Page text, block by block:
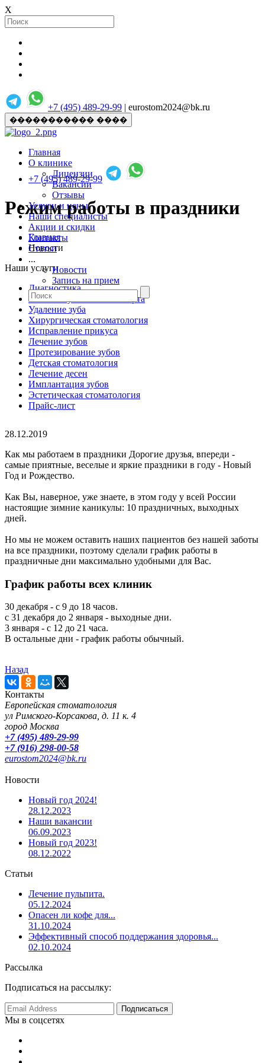
X
+7 (495) 489-29-99 | eurostom2024@bk.ru
����������� ����
Главная
О клинике
Лицензии
Вакансии
Отзывы
Услуги и цены
Наши специалисты
Акции и скидки
Контакты
Статьи
...
Новости
Запись на прием
+7 (495) 489-29-99
Режим работы в праздники
Главная
Новости
Наши услуги
Диагностика
Гигиена зубов и полости рта
Удаление зуба
Хирургическая стоматология
Исправление прикуса
Лечение зубов
Протезирование зубов
Детская стоматология
Лечение десен
Имплантация зубов
Эстетическая стоматология
Прайс-лист
28.12.2019
Как мы работаем в праздники Дорогие друзья, впереди -
самые приятные, веселые и яркие праздники в году - Новый
Год и Рождество.
Как Вы, наверное, уже знаете, в этом году у всей России
настоящие зимние каникулы: 10 праздничных, выходных
дней.
Но мы не можем оставить наших пациентов без нашей заботы
на все праздники, поэтому сделали график работы в
праздничные дни максимально удобными для Вас.
График работы всех клиник
30 декабря - с 9 до 18 часов.
с 31 декабря до 2 января - выходные дни.
3 января - с 12 до 21 часа.
В остальные дни - график работы обычный.
Назад
Контакты
Европейская стоматология
ул Римского-Корсакова, д. 11 к. 4
город Москва
+7 (495) 489-29-99
+7 (916) 298-00-58
eurostom2024@bk.ru
Новости
Новый год 2024!
28.12.2023
Наши вакансии
06.09.2023
Новый год 2023!
08.12.2022
Статьи
Лечение пульпита.
05.12.2024
Опасен ли кофе для...
31.10.2024
Эффективный способ поддержания здоровья...
02.10.2024
Рассылка
Подписаться на рассылку:
Мы в соцсетях